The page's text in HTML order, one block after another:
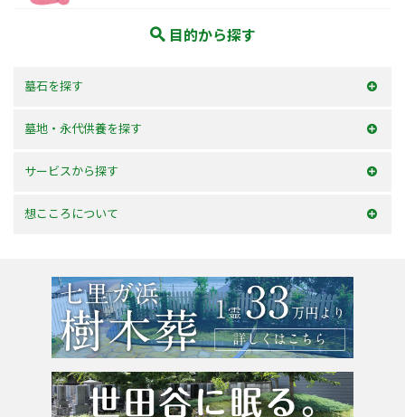
目的から探す
墓石を探す
和型墓石
洋型墓石
デザイン墓石
墓地・永代供養を探す
横浜市内
神奈川県
東京都
サービスから探す
お墓を建てる
墓じまい・改葬
粉骨サービス
想こころについて
会社案内
アクセス
よくあるご質問